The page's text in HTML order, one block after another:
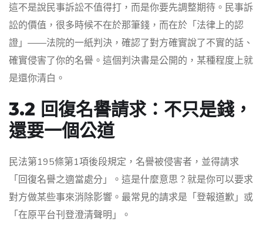
這不是說民事訴訟不值得打，而是你要先調整期待。民事訴
訟的價值，很多時候不在於那筆錢，而在於「法律上的認
證」——法院的一紙判決，確認了對方確實說了不實的話、
確實侵害了你的名譽。這個判決書是公開的，某種程度上就
是還你清白。
3.2 回復名譽請求：不只是錢，
還要一個公道
民法第195條第1項後段規定，名譽被侵害者，並得請求
「回復名譽之適當處分」。這是什麼意思？就是你可以要求
對方做某些事來消除影響。最常見的請求是「登報道歉」或
「在原平台刊登澄清聲明」。